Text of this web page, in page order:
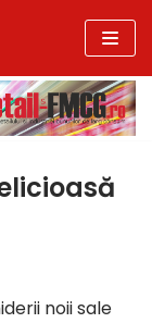
noii sale